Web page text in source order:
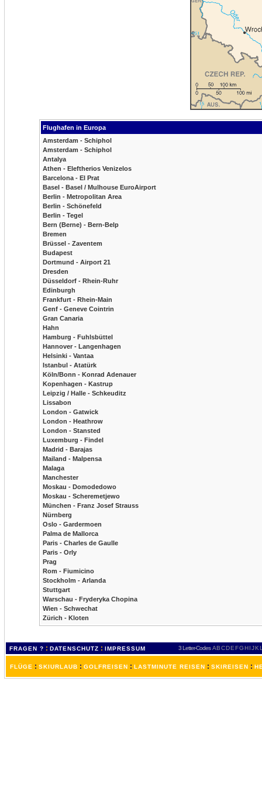
Flughafen in Europa
Amsterdam - Schiphol
Amsterdam - Schiphol
Antalya
Athen - Eleftherios Venizelos
Barcelona - El Prat
Basel - Basel / Mulhouse EuroAirport
Berlin - Metropolitan Area
Berlin - Schönefeld
Berlin - Tegel
Bern (Berne) - Bern-Belp
Bremen
Brüssel - Zaventem
Budapest
Dortmund - Airport 21
Dresden
Düsseldorf - Rhein-Ruhr
Edinburgh
Frankfurt - Rhein-Main
Genf - Geneve Cointrin
Gran Canaria
Hahn
Hamburg - Fuhlsbüttel
Hannover - Langenhagen
Helsinki - Vantaa
Istanbul - Atatürk
Köln/Bonn - Konrad Adenauer
Kopenhagen - Kastrup
Leipzig / Halle - Schkeuditz
Lissabon
London - Gatwick
London - Heathrow
London - Stansted
Luxemburg - Findel
Madrid - Barajas
Mailand - Malpensa
Malaga
Manchester
Moskau - Domodedowo
Moskau - Scheremetjewo
München - Franz Josef Strauss
Nürnberg
Oslo - Gardermoen
Palma de Mallorca
Paris - Charles de Gaulle
Paris - Orly
Prag
Rom - Fiumicino
Stockholm - Arlanda
Stuttgart
Warschau - Fryderyka Chopina
Wien - Schwechat
Zürich - Kloten
FRAGEN ? : DATENSCHUTZ : IMPRESSUM 3 Letter-Codes ABCDEFGH IJKL
FLÜGE : SKIURLAUB : GOLFREISEN : LASTMINUTE REISEN : SKIREISEN :